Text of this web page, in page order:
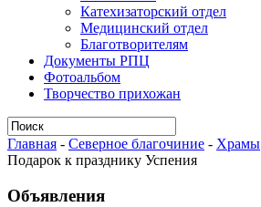
Катехизаторский отдел
Медицинский отдел
Благотворителям
Документы РПЦ
Фотоальбом
Творчество прихожан
Главная - Северное благочиние - Храмы
Подарок к празднику Успения
Объявления